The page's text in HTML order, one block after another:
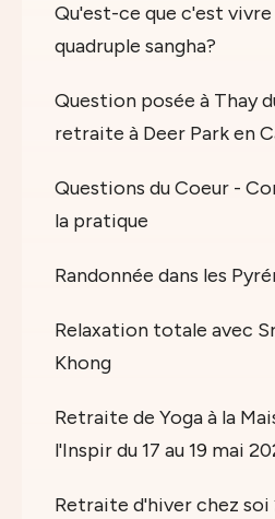
Qu'est-ce que c'est vivre
quadruple sangha?
Question posée à Thay
retraite à Deer Park en
Questions du Coeur -
la pratique
Randonnée dans les
Relaxation totale avec
Khong
Retraite de Yoga à la
l'Inspir du 17 au 19 mai
Retraite d'hiver chez soi